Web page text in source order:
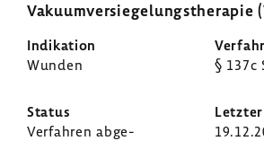
Vaku­um­ver­sie­ge­lungs­the­rapie
Wunden § 137c
Verfahren abge­